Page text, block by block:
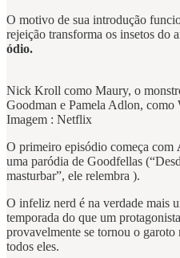
O motivo de sua introdução
rejeição transforma os insetos do
ódio.
Nick Kroll como Maury, o
Goodman e Pamela Adlon, como
Imagem : Netflix
O primeiro episódio começa com
uma paródia de Goodfellas
masturbar”, ele relembra ).
O infeliz nerd é na verdade mais
temporada do que um
provavelmente se tornou o
todos eles.